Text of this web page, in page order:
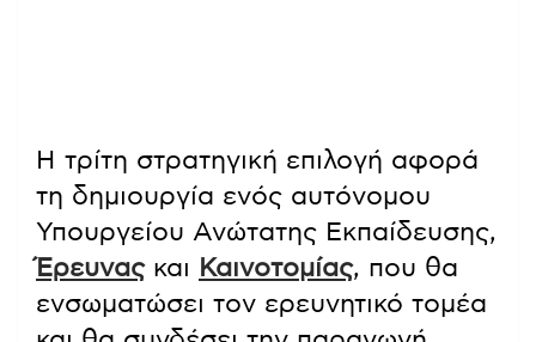
Η τρίτη στρατηγική επιλογή αφορά
τη δημιουργία ενός αυτόνομου
Υπουργείου Ανώτατης Εκπαίδευσης,
Έρευναςκαι Καινοτομίας, που θα
ενσωματώσει τον ερευνητικό τομέα